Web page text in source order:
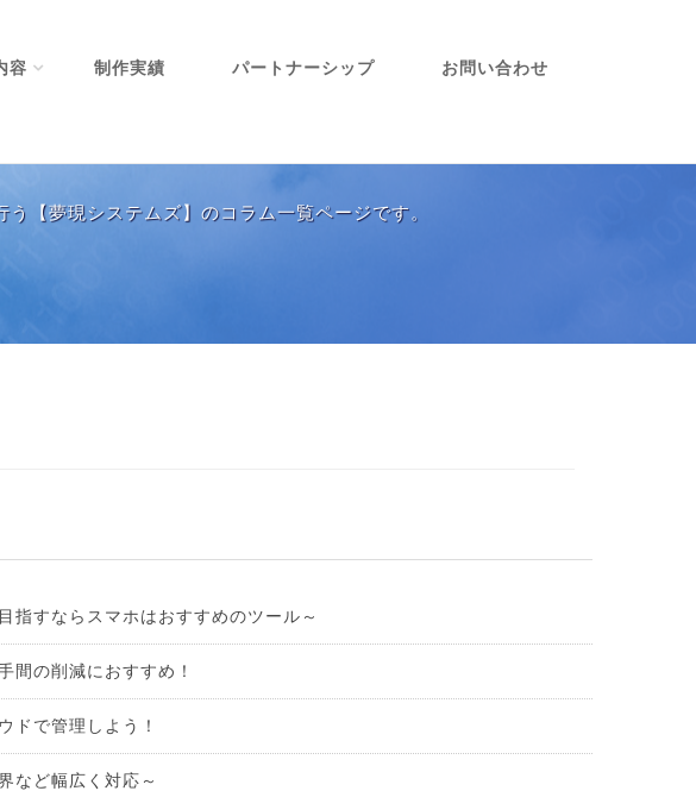
容 制作実績 パートナーシップ お問い合わせ
【夢現システムズ】のコラム一覧ページです。
指すならスマホはおすすめのツール～
間の削減におすすめ！
ドで管理しよう！
など幅広く対応～